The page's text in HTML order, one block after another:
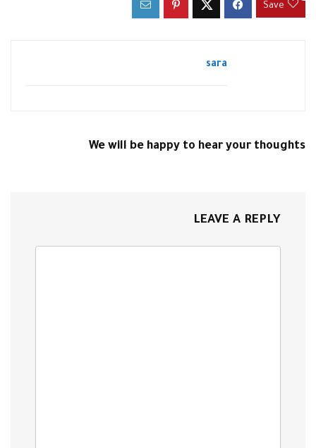
Save
sara
We will be happy to hear your thoughts
LEAVE A REPLY